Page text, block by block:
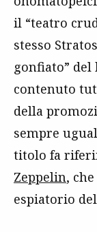
il “teatro
stesso
gonfiato”
contenuto
della
sempre
titolo fa
Zeppelin,
espiatorio